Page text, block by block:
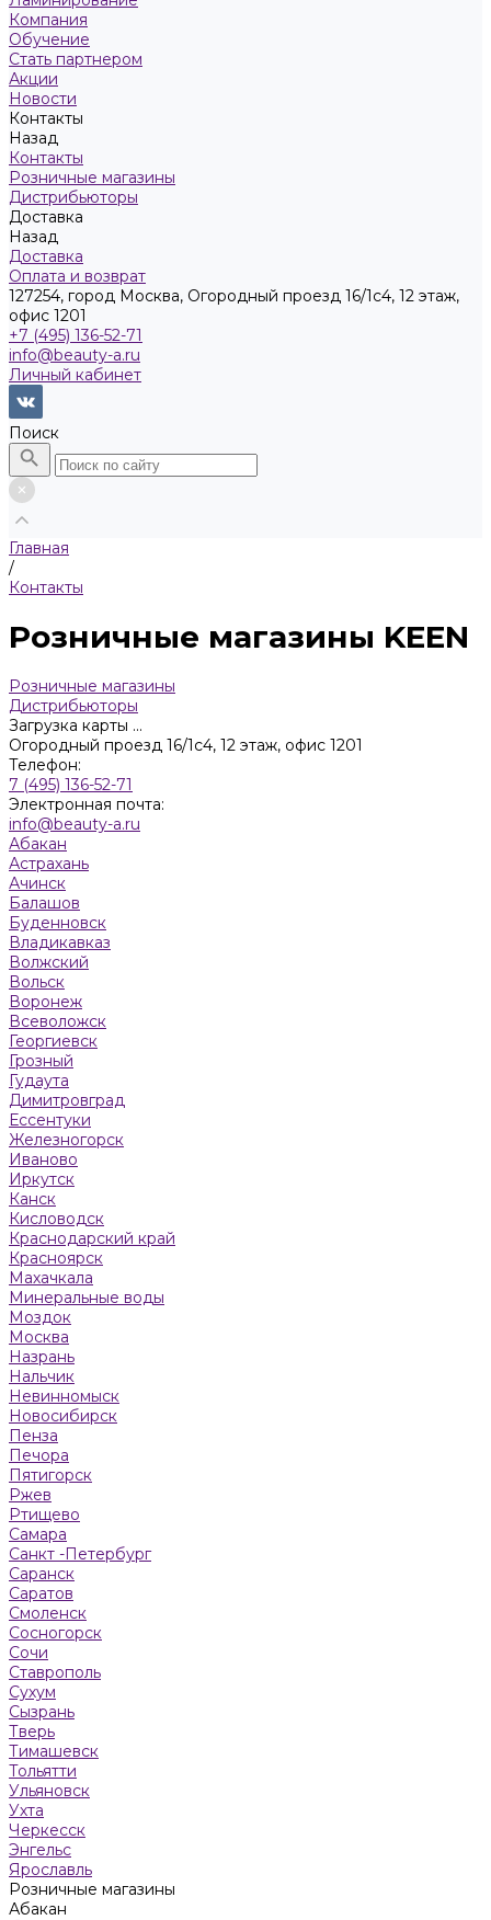
Компания
Обучение
Стать партнером
Акции
Новости
Контакты
Назад
Контакты
Розничные магазины
Дистрибьюторы
Доставка
Назад
Доставка
Оплата и возврат
127254, город Москва, Огородный проезд 16/1с4, 12 этаж,
офис 1201
+7 (495) 136-52-71
info@beauty-a.ru
Личный кабинет
Поиск
Главная
/
Контакты
Розничные магазины KEEN
Розничные магазины
Дистрибьюторы
Загрузка карты ...
Огородный проезд 16/1с4, 12 этаж, офис 1201
Телефон:
7 (495) 136-52-71
Электронная почта:
info@beauty-a.ru
Абакан
Астрахань
Ачинск
Балашов
Буденновск
Владикавказ
Волжский
Вольск
Воронеж
Всеволожск
Георгиевск
Грозный
Гудаута
Димитровград
Ессентуки
Железногорск
Иваново
Иркутск
Канск
Кисловодск
Краснодарский край
Красноярск
Махачкала
Минеральные воды
Моздок
Москва
Назрань
Нальчик
Невинномыск
Новосибирск
Пенза
Печора
Пятигорск
Ржев
Ртищево
Самара
Санкт -Петербург
Саранск
Саратов
Смоленск
Сосногорск
Сочи
Ставрополь
Сухум
Сызрань
Тверь
Тимашевск
Тольятти
Ульяновск
Ухта
Черкесск
Энгельс
Ярославль
Розничные магазины
Абакан